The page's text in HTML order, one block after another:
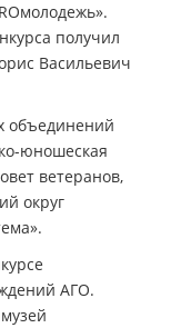
получил
Васильевич
объединений
юношеская
ветеранов,
округ
АГО.